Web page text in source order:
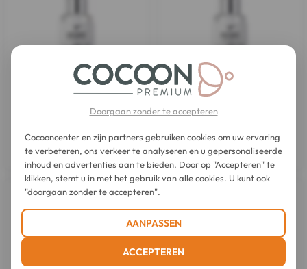
Bye Bye Poriën Serum
26,70 €
Bye Bye Lines Anti-Rimpel
26,70 €
Doorgaan zonder te accepteren
Cocooncenter en zijn partners gebruiken cookies om uw ervaring
te verbeteren, ons verkeer te analyseren en u gepersonaliseerde
inhoud en advertenties aan te bieden. Door op "Accepteren" te
klikken, stemt u in met het gebruik van alle cookies. U kunt ook
"doorgaan zonder te accepteren".
AANPASSEN
ACCEPTEREN